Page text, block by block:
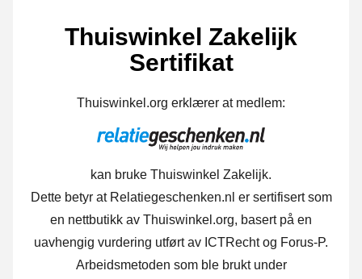
Thuiswinkel Zakelijk
Sertifikat
Thuiswinkel.org erklærer at medlem:
kan bruke Thuiswinkel Zakelijk.
Dette betyr at Relatiegeschenken.nl er sertifisert som
en nettbutikk av Thuiswinkel.org, basert på en
uavhengig vurdering utført av ICTRecht og Forus-P.
Arbeidsmetoden som ble brukt under